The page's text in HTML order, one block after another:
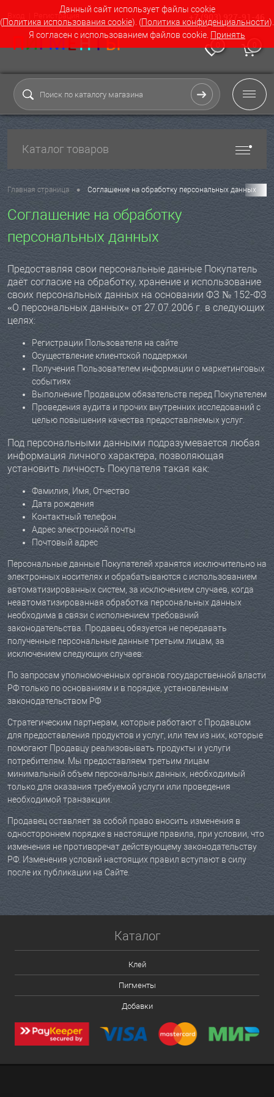
Данный сайт использует файлы cookie
(Политика использования cookie). (Политика конфиденциальности).
Я согласен с использованием файлов cookie. Принять
Регистрация +7 (903) 927-91-46
Каталог товаров
Главная страница • Соглашение на обработку персональных данных
Соглашение на обработку
персональных данных
Предоставляя свои персональные данные Покупатель
даёт согласие на обработку, хранение и использование
своих персональных данных на основании ФЗ № 152-ФЗ
«О персональных данных» от 27.07.2006 г. в следующих
целях:
Регистрации Пользователя на сайте
Осуществление клиентской поддержки
Получения Пользователем информации о маркетинговых
событиях
Выполнение Продавцом обязательств перед Покупателем
Проведения аудита и прочих внутренних исследований с
целью повышения качества предоставляемых услуг.
Под персональными данными подразумевается любая
информация личного характера, позволяющая
установить личность Покупателя такая как:
Фамилия, Имя, Отчество
Дата рождения
Контактный телефон
Адрес электронной почты
Почтовый адрес
Персональные данные Покупателей хранятся исключительно на
электронных носителях и обрабатываются с использованием
автоматизированных систем, за исключением случаев, когда
неавтоматизированная обработка персональных данных
необходима в связи с исполнением требований
законодательства. Продавец обязуется не передавать
полученные персональные данные третьим лицам, за
исключением следующих случаев:
По запросам уполномоченных органов государственной власти
РФ только по основаниям и в порядке, установленным
законодательством РФ
Стратегическим партнерам, которые работают с Продавцом
для предоставления продуктов и услуг, или тем из них, которые
помогают Продавцу реализовывать продукты и услуги
потребителям. Мы предоставляем третьим лицам
минимальный объем персональных данных, необходимый
только для оказания требуемой услуги или проведения
необходимой транзакции.
Продавец оставляет за собой право вносить изменения в
одностороннем порядке в настоящие правила, при условии, что
изменения не противоречат действующему законодательству
РФ. Изменения условий настоящих правил вступают в силу
после их публикации на Сайте.
Каталог
Клей
Пигменты
Добавки